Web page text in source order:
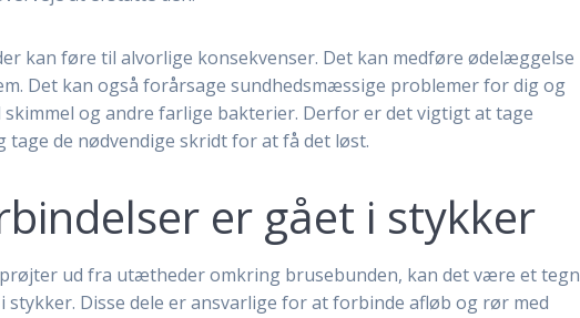
kan føre til alvorlige konsekvenser. Det kan medføre ødelæggelse
Det kan også forårsage sundhedsmæssige problemer for dig og
og andre farlige bakterier. Derfor er det vigtigt at tage
de nødvendige skridt for at få det løst.
er gået i stykker
ud fra utætheder omkring brusebunden, kan det være et tegn
Disse dele er ansvarlige for at forbinde afløb og rør med